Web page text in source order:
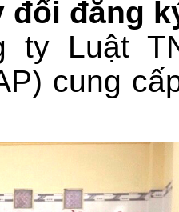
đổi đăng
ty Luật
cung